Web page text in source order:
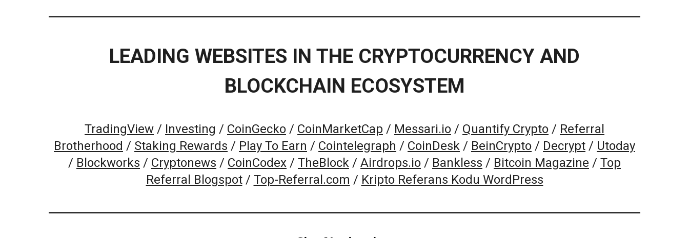
LEADING WEBSITES IN THE CRYPTOCURRENCY AND
BLOCKCHAIN ECOSYSTEM
TradingView / Investing / CoinGecko / CoinMarketCap / Messari.io / Quantify Crypto / Referral
Brotherhood / Staking Rewards / Play To Earn / Cointelegraph / CoinDesk / BeinCrypto / Decrypt / Utoday
/ Blockworks / Cryptonews / CoinCodex / TheBlock / Airdrops.io / Bankless / Bitcoin Magazine / Top
Referral Blogspot/ Top-Referral.com / Kripto Referans Kodu WordPress